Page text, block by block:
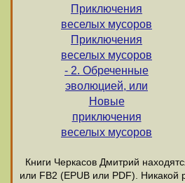
Приключения
веселых мусоров
Приключения
веселых мусоров
- 2. Обреченные
эволюцией, или
Новые
приключения
веселых мусоров
Книги Черкасов Дмитрий
или FB2 (EPUB или PDF). Никакой